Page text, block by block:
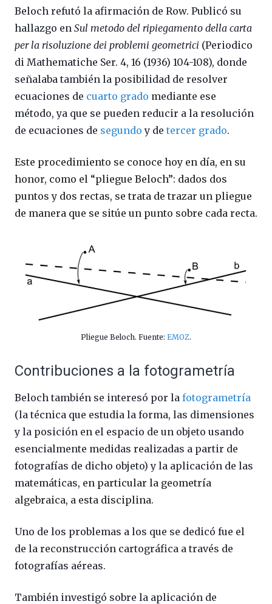
Beloch refutó la afirmación de Row. Publicó su
hallazgo en Sul metodo del ripiegamento della carta
per la risoluzione dei problemi geometrici (Periodico
di Mathematiche Ser. 4, 16 (1936) 104-108), donde
señalaba también la posibilidad de resolver
ecuaciones de cuarto grado mediante ese
método, ya que se pueden reducir a la resolución
de ecuaciones de segundo y de tercer grado.
Este procedimiento se conoce hoy en día, en su
honor, como el “pliegue Beloch”: dados dos
puntos y dos rectas, se trata de trazar un pliegue
de manera que se sitúe un punto sobre cada recta.
Pliegue Beloch. Fuente: EMOZ.
Contribuciones a la fotogrametría
Beloch también se interesó por la fotogrametría
(la técnica que estudia la forma, las dimensiones
y la posición en el espacio de un objeto usando
esencialmente medidas realizadas a partir de
fotografías de dicho objeto)​ y la aplicación de las
matemáticas, en particular la geometría
algebraica, a esta disciplina.
Uno de los problemas a los que se dedicó fue el
de la reconstrucción cartográfica a través de
fotografías aéreas.
También investigó sobre la aplicación de